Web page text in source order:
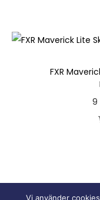
FXR
9
Vi använder